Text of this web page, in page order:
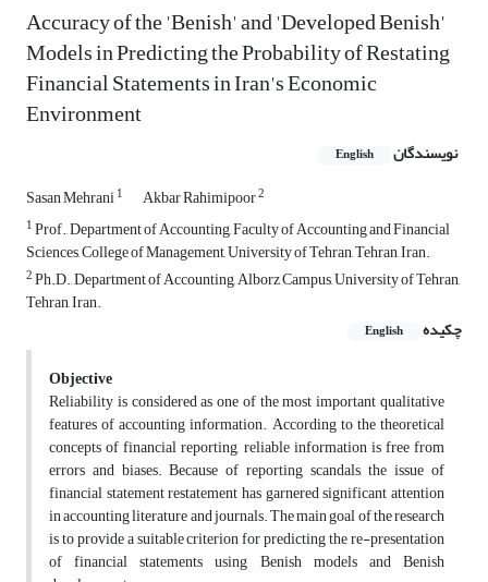
Accuracy of the 'Benish' and 'Developed Benish'
Models in Predicting the Probability of Restating
Financial Statements in Iran's Economic
Environment
نویسندگان English
Sasan Mehrani1 Akbar Rahimipoor2
1Prof., Department of Accounting, Faculty of Accounting and Financial
Sciences, College of Management, University of Tehran, Tehran, Iran.
2Ph.D., Department of Accounting, Alborz Campus, University of Tehran,
Tehran, Iran.
چکیده
English
Objective
Reliability is considered as one of the most important qualitative
features of accounting information. According to the theoretical
concepts of financial reporting, reliable information is free from
errors and biases. Because of reporting scandals, the issue of
financial statement restatement has garnered significant attention
in accounting literature and journals. The main goal of the research
is to provide a suitable criterion for predicting the re-presentation
of financial statements using Benish models and Benish